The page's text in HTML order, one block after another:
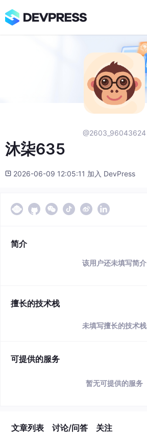
@2603_96043624
沐柒635
2026-06-09 12:05:11 加入 DevPress
简介
该用户还未填写简介
擅长的技术栈
未填写擅长的技术栈
可提供的服务
暂无可提供的服务
文章列表 讨论/问答 关注